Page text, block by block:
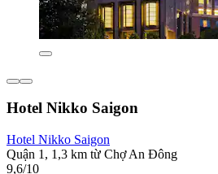
Hotel Nikko Saigon
Hotel Nikko Saigon
Quận 1, 1,3 km từ Chợ An Đông
9,6/10